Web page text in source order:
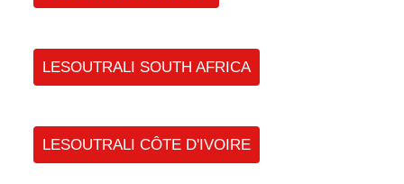
LESOUTRALI SOUTH AFRICA
LESOUTRALI CÔTE D'IVOIRE